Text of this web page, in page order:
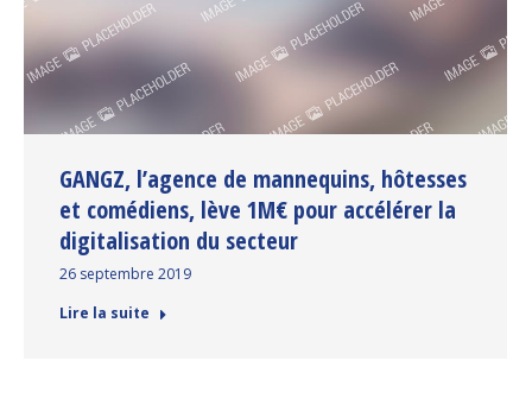
GANGZ, l’agence de mannequins, hôtesses
et comédiens, lève 1M€ pour accélérer la
digitalisation du secteur
26 septembre 2019
Lire la suite